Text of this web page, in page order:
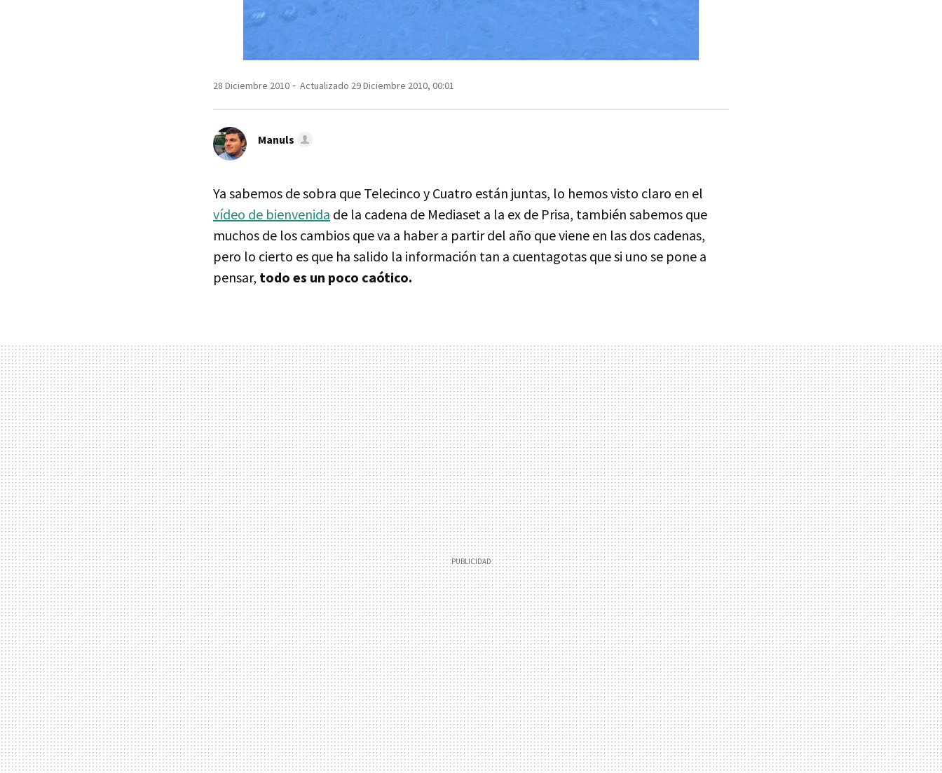
28 Diciembre 2010 Actualizado 29 Diciembre 2010, 00:01
Manuls
Ya sabemos de sobra que Telecinco y Cuatro están juntas, lo hemos visto claro en el
vídeo de bienvenida de la cadena de Mediaset a la ex de Prisa, también sabemos que
muchos de los cambios que va a haber a partir del año que viene en las dos cadenas,
pero lo cierto es que ha salido la información tan a cuentagotas que si uno se pone a
pensar, todo es un poco caótico.